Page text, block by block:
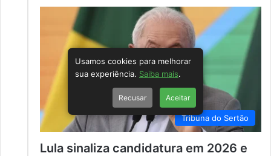
Tribuna do Sertão
Lula sinaliza candidatura em 2026 e
Usamos cookies para melhorar
sua experiência. Saiba mais.
Recusar Aceitar